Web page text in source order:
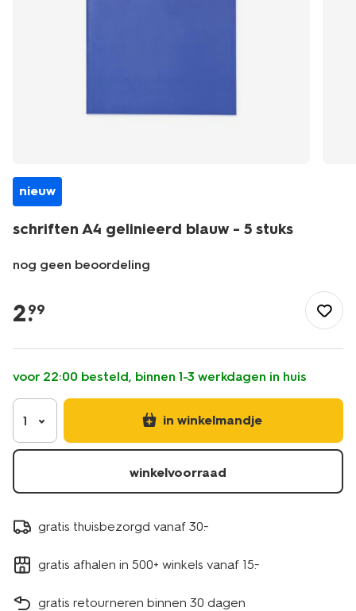
nieuw
schriften A4 gelinieerd blauw - 5 stuks
nog geen beoordeling
kantoor/schriften-
boekjes/schriften/schriften-
gelinieerd-
blauw-
-
-5-
stuks-
14505088.html
2.
99
voor 22:00 besteld, binnen 1-3 werkdagen in huis
1 in winkelmandje
winkelvoorraad
gratis thuisbezorgd vanaf 30.-
gratis afhalen in 500+ winkels vanaf 15.-
gratis retourneren binnen 30 dagen